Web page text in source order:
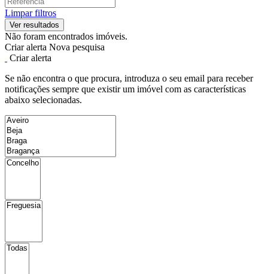
Limpar filtros
Não foram encontrados imóveis.
Criar alerta Nova pesquisa
Criar alerta
Se não encontra o que procura, introduza o seu email para receber
notificações sempre que existir um imóvel com as características
abaixo selecionadas.